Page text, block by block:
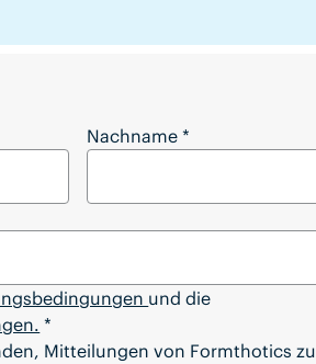
Artikel herunterladen?
Nachname *
und die
*
Mitteilungen von Formthotics zu